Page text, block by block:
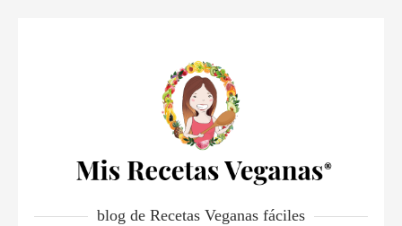
blog de Recetas Veganas fáciles